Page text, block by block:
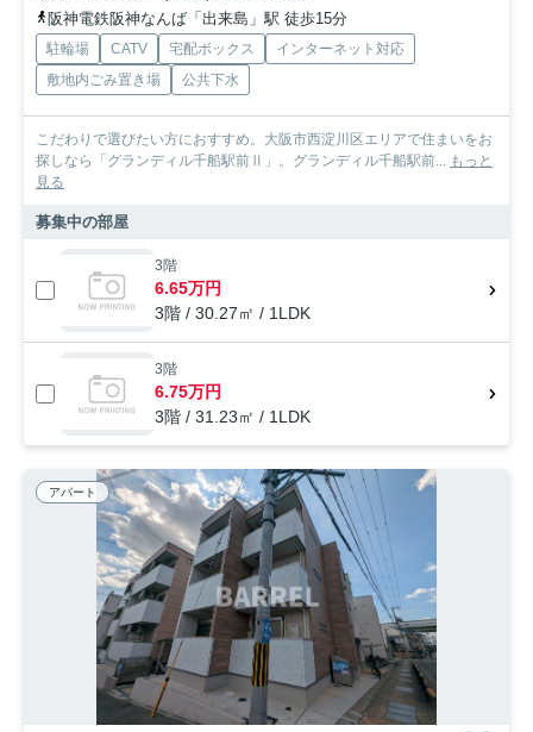
阪神電鉄阪神なんば「出来島」駅 徒歩15分
駐輪場 CATV 宅配ボックス
インターネット対応
敷地内ごみ置き場
公共下水
こだわりで選びたい方におすすめ。大阪市西淀川区エリアで住まいをお
探しなら「グランディル千船駅前Ⅱ」。グランディル千船駅前... もっと
見る
募集中の部屋
3階
6.65万円
3階 / 30.27㎡ / 1LDK
3階
6.75万円
3階 / 31.23㎡ / 1LDK
アパート